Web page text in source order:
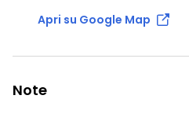
Apri su Google Map
Note